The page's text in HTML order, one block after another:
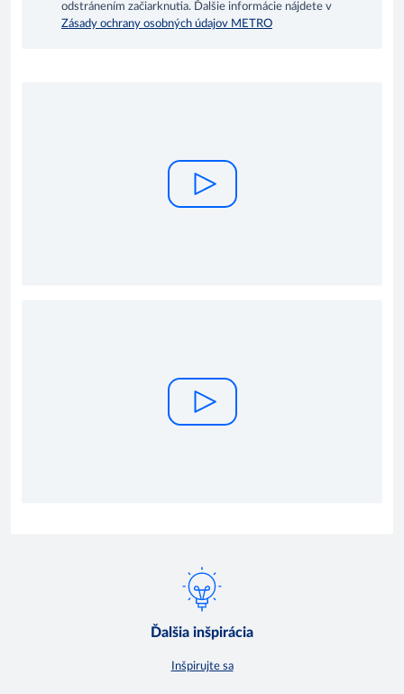
odstránením začiarknutia. Ďalšie informácie nájdete v
Zásady ochrany osobných údajov METRO
Ďalšia inšpirácia
Inšpirujte sa